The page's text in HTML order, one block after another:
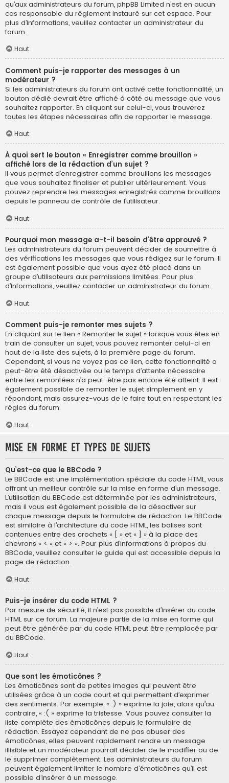
qu’aux administrateurs du forum, phpBB Limited n’est en aucun
cas responsable du règlement instauré sur cet espace. Pour
plus d’informations, veuillez contacter un administrateur du
forum.
Haut
Comment puis-je rapporter des messages à un
modérateur ?
Si les administrateurs du forum ont activé cette fonctionnalité, un
bouton dédié devrait être affiché à côté du message que vous
souhaitez rapporter. En cliquant sur celui-ci, vous trouverez
toutes les étapes nécessaires afin de rapporter le message.
Haut
À quoi sert le bouton « Enregistrer comme brouillon »
affiché lors de la rédaction d’un sujet ?
Il vous permet d’enregistrer comme brouillons les messages
que vous souhaitez finaliser et publier ultérieurement. Vous
pouvez reprendre les messages enregistrés comme brouillons
depuis le panneau de contrôle de l’utilisateur.
Haut
Pourquoi mon message a-t-il besoin d’être approuvé ?
Les administrateurs du forum peuvent décider de soumettre à
des vérifications les messages que vous rédigez sur le forum. Il
est également possible que vous ayez été placé dans un
groupe d’utilisateurs aux permissions limitées. Pour plus
d’informations, veuillez contacter un administrateur du forum.
Haut
Comment puis-je remonter mes sujets ?
En cliquant sur le lien « Remonter le sujet » lorsque vous êtes en
train de consulter un sujet, vous pouvez remonter celui-ci en
haut de la liste des sujets, à la première page du forum.
Cependant, si vous ne voyez pas ce lien, cette fonctionnalité a
peut-être été désactivée ou le temps d’attente nécessaire
entre les remontées n’a peut-être pas encore été atteint. Il est
également possible de remonter le sujet simplement en y
répondant, mais assurez-vous de le faire tout en respectant les
règles du forum.
Haut
Mise en forme et types de sujets
Qu’est-ce que le BBCode ?
Le BBCode est une implémentation spéciale du code HTML, vous
offrant un meilleur contrôle sur la mise en forme d’un message.
L’utilisation du BBCode est déterminée par les administrateurs,
mais il vous est également possible de la désactiver sur
chaque message depuis le formulaire de rédaction. Le BBCode
est similaire à l’architecture du code HTML, les balises sont
contenues entre des crochets « [ » et « ] » à la place des
chevrons « < » et « > ». Pour plus d’informations à propos du
BBCode, veuillez consulter le guide qui est accessible depuis la
page de rédaction.
Haut
Puis-je insérer du code HTML ?
Par mesure de sécurité, il n’est pas possible d’insérer du code
HTML sur ce forum. La majeure partie de la mise en forme qui
peut être générée par du code HTML peut être remplacée par
du BBCode.
Haut
Que sont les émoticônes ?
Les émoticônes sont de petites images qui peuvent être
utilisées grâce à un code court et qui permettent d’exprimer
des sentiments. Par exemple, « :) » exprime la joie, alors qu’au
contraire, « :( » exprime la tristesse. Vous pouvez consulter la
liste complète des émoticônes depuis le formulaire de
rédaction. Essayez cependant de ne pas abuser des
émoticônes, elles peuvent rapidement rendre un message
illisible et un modérateur pourrait décider de le modifier ou de
le supprimer complètement. Les administrateurs du forum
peuvent également limiter le nombre d’émoticônes qu’il est
possible d’insérer à un message.